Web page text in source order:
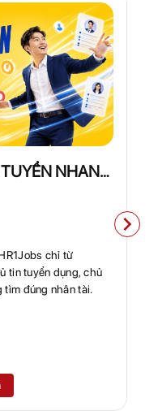
NHANH
chỉ từ
tin tuyển dụng, chủ
tìm đúng nhân tài.